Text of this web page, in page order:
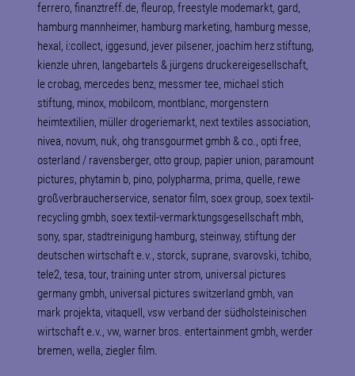
ferrero, finanztreff.de, fleurop, freestyle modemarkt, gard,
hamburg mannheimer, hamburg marketing, hamburg messe,
hexal, i:collect, iggesund, jever pilsener, joachim herz stiftung,
kienzle uhren, langebartels & jürgens druckereigesellschaft,
le crobag, mercedes benz, messmer tee, michael stich
stiftung, minox, mobilcom, montblanc, morgenstern
heimtextilien, müller drogeriemarkt, next textiles association,
nivea, novum, nuk, ohg transgourmet gmbh & co., opti free,
osterland / ravensberger, otto group, papier union, paramount
pictures, phytamin b, pino, polypharma, prima, quelle, rewe
großverbraucherservice, senator film, soex group, soex textil-
recycling gmbh, soex textil-vermarktungsgesellschaft mbh,
sony, spar, stadtreinigung hamburg, steinway, stiftung der
deutschen wirtschaft e.v., storck, suprane, svarovski, tchibo,
tele2, tesa, tour, training unter strom, universal pictures
germany gmbh, universal pictures switzerland gmbh, van
mark projekta, vitaquell, vsw verband der südholsteinischen
wirtschaft e.v., vw, warner bros. entertainment gmbh, werder
bremen, wella, ziegler film.